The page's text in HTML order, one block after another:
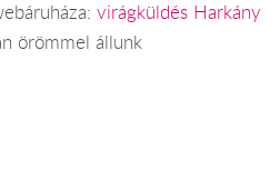
virágküldés Harkány
örömmel állunk